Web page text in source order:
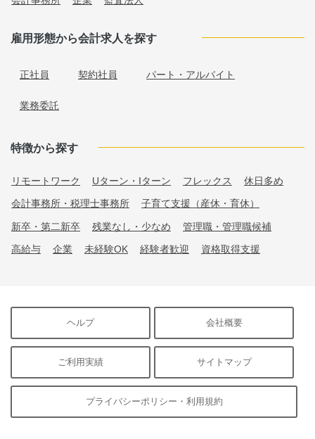
雇用形態から会計求人を探す
正社員 契約社員 パート・アルバイト
業務委託
特徴から探す
リモートワーク Uターン・Iターン フレックス 休日多め
会計事務所・税理士事務所 子育て支援（産休・育休）
新卒・第二新卒 残業なし・少なめ 管理職・管理職候補
高給与 企業 未経験OK 経験者歓迎 資格取得支援
ヘルプ 会社概要
ご利用実績 サイトマップ
プライバシーポリシー・利用規約